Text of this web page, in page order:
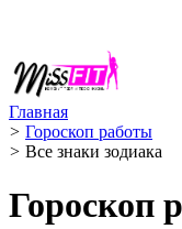
Главная
> Гороскоп работы
> Все знаки зодиака
Гороскоп